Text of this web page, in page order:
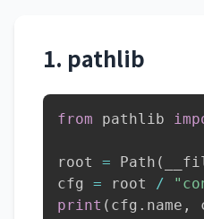
1. pathlib
from pathlib
root = Path (
cfg = root /
print ( cfg . name ,